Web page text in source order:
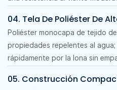
04. Tela De Poliéster De
Poliéster monocapa de tejido
propiedades repelentes al
rápidamente por la lona sin
05. Construcción